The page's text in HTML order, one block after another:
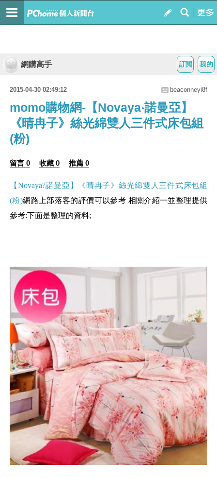
我的
訂閱
網購高手
2015-04-30 02:49:12 beaconneyi8f
momo購物網-【Novaya‧諾曼亞】
《晴冉子》絲光綿雙人三件式床包組
(粉)
留言 0 收藏 0 推薦 0
【Novaya?諾曼亞】《晴冉子》絲光綿雙人三件式床包組
(粉)網路上部落客的評價可以參考 相關介紹一並整理提供
參考:下面是整理的資料;